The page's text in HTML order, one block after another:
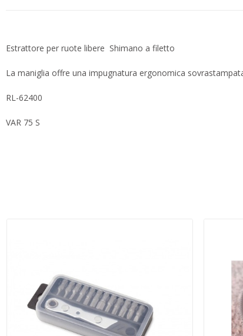
Estrattore per ruote libere Shimano a filetto
La maniglia offre una impugnatura ergonomica
RL-62400
VAR 75 S